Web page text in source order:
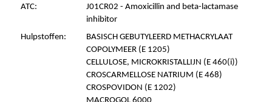
ATC:
J01CR02 - Amoxicillin and beta-lactamase
inhibitor
Hulpstoffen:
BASISCH GEBUTYLEERD METHACRYLAAT
COPOLYMEER (E 1205)
CELLULOSE, MICROKRISTALLIJN (E 460(i))
CROSCARMELLOSE NATRIUM (E 468)
CROSPOVIDON (E 1202)